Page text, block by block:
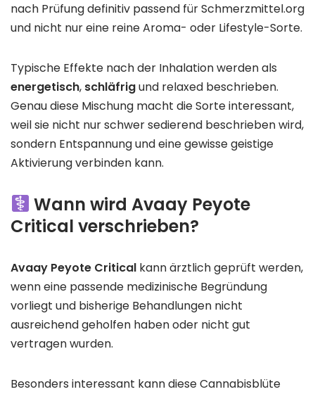
nach Prüfung definitiv passend für Schmerzmittel.org
und nicht nur eine reine Aroma- oder Lifestyle-Sorte.
Typische Effekte nach der Inhalation werden als
energetisch, schläfrigund relaxed beschrieben.
Genau diese Mischung macht die Sorte interessant,
weil sie nicht nur schwer sedierend beschrieben wird,
sondern Entspannung und eine gewisse geistige
Aktivierung verbinden kann.
Wann wird Avaay Peyote
Critical verschrieben?
Avaay Peyote Critical kann ärztlich geprüft werden,
wenn eine passende medizinische Begründung
vorliegt und bisherige Behandlungen nicht
ausreichend geholfen haben oder nicht gut
vertragen wurden.
Besonders interessant kann diese Cannabisblüte